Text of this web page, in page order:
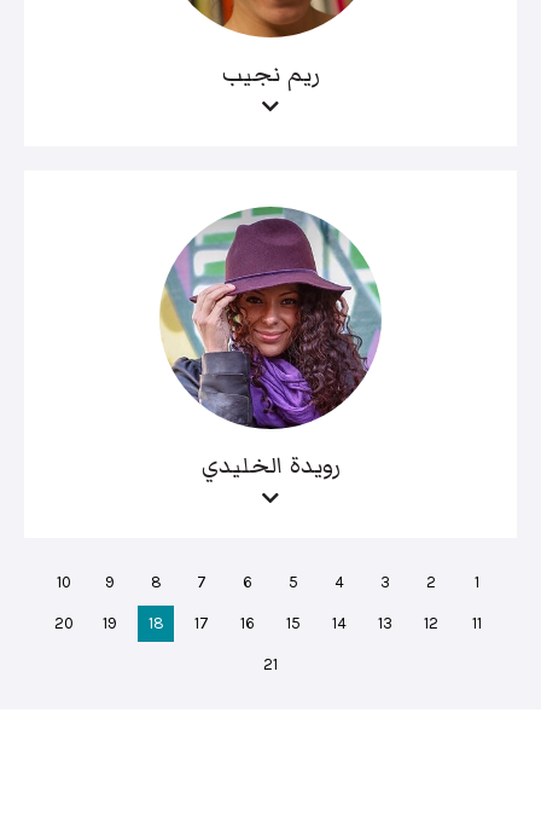
ريم نجيب
رويدة الخليدي
1
2
3
4
5
6
7
8
9
10
11
12
13
14
15
16
17
18
19
20
21